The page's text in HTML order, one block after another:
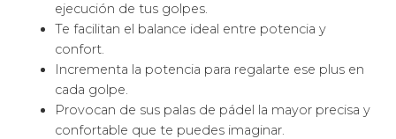
ejecución de tus golpes.
Te facilitan el balance ideal entre potencia y
confort.
Incrementa la potencia para regalarte ese plus en
cada golpe.
Provocan de sus palas de pádel la mayor precisa y
confortable que te puedes imaginar.